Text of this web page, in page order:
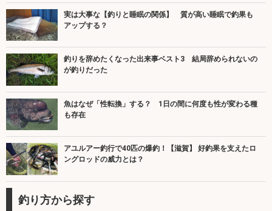
実は大事な【釣りと睡眠の関係】 質が高い睡眠で釣果も
アップする？
釣りを辞めたくなった出来事ベスト3 結局辞められないの
が釣りだった
魚はなぜ「性転換」する？ 1日の間に何度も性が変わる種
も存在
アユルアー釣行で40匹の爆釣！【滋賀】 好釣果を支えたロ
ングロッドの威力とは？
釣り方から探す